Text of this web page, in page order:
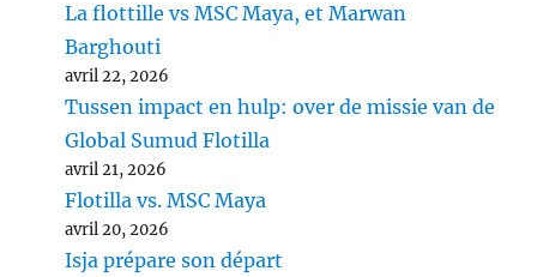
La flottille vs MSC Maya, et Marwan
Barghouti
avril 22, 2026
Tussen impact en hulp: over de missie van de
Global Sumud Flotilla
avril 21, 2026
Flotilla vs. MSC Maya
avril 20, 2026
Isja prépare son départ